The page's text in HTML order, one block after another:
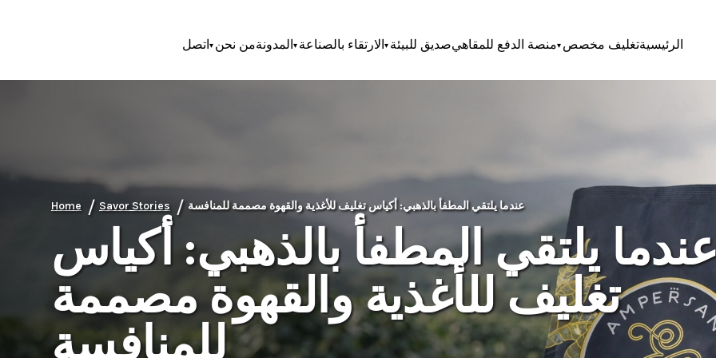
الرئيسيةتغليف مخصص منصة الدفع للمقاهيصديق للبيئة الارتقاء بالصناعة المدونةمن نحن اتصل
Home / Savor Stories / عندما يلتقي المطفأ بالذهبي: أكياس تغليف للأغذية والقهوة مصممة للمنافسة
يلتقي المطفأ بالذهبي: أكياس
تغليف للأغذية والقهوة مصممة
للمنافسة